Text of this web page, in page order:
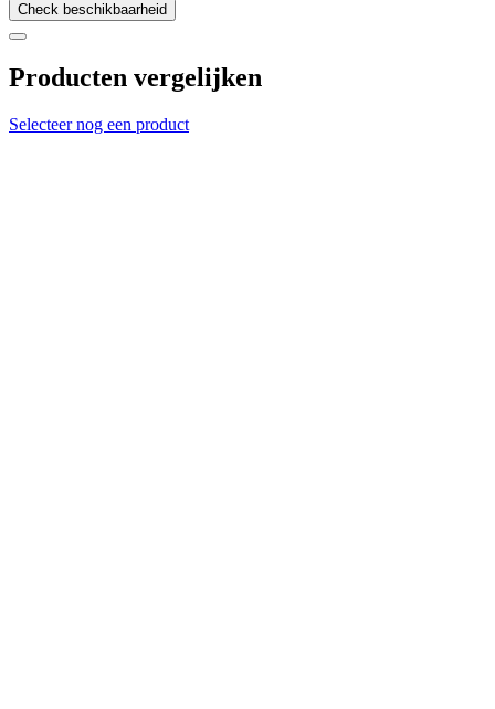
Check beschikbaarheid
Producten vergelijken
Selecteer nog een product